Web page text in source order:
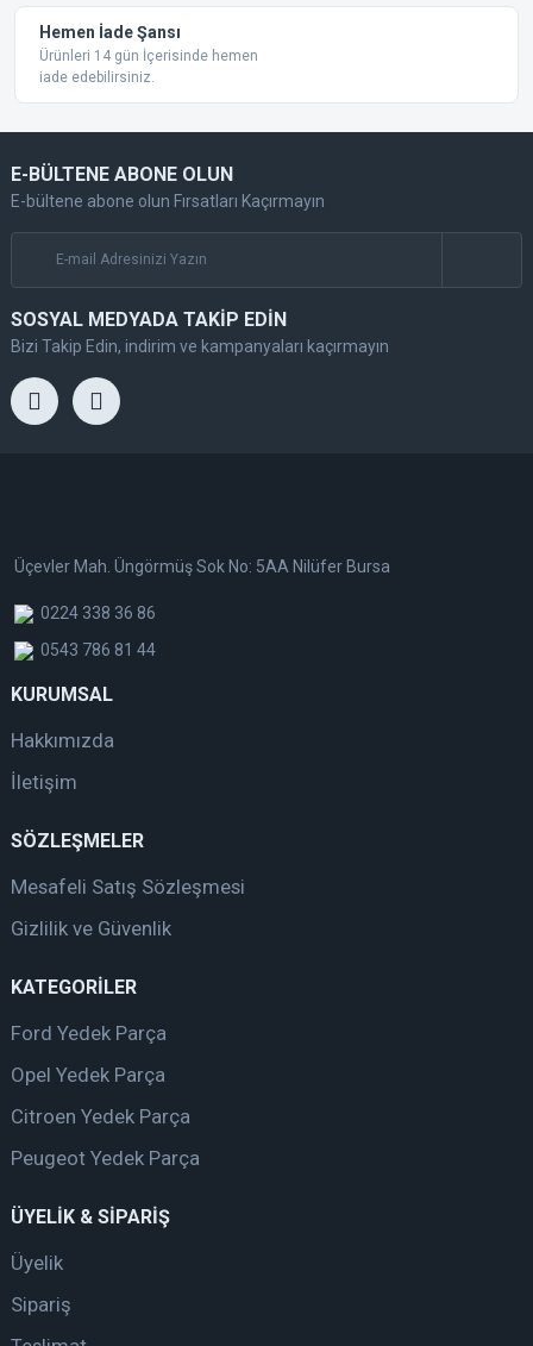
Hemen İade Şansı
Ürünleri 14 gün İçerisinde hemen
iade edebilirsiniz.
E-BÜLTENE ABONE OLUN
E-bültene abone olun Fırsatları Kaçırmayın
SOSYAL MEDYADA TAKİP EDİN
Bizi Takip Edin, indirim ve kampanyaları kaçırmayın
Üçevler Mah. Üngörmüş Sok No: 5AA Nilüfer Bursa
0224 338 36 86
0543 786 81 44
KURUMSAL
Hakkımızda
İletişim
SÖZLEŞMELER
Mesafeli Satış Sözleşmesi
Gizlilik ve Güvenlik
KATEGORİLER
Ford Yedek Parça
Opel Yedek Parça
Citroen Yedek Parça
Peugeot Yedek Parça
ÜYELİK & SİPARİŞ
Üyelik
Sipariş